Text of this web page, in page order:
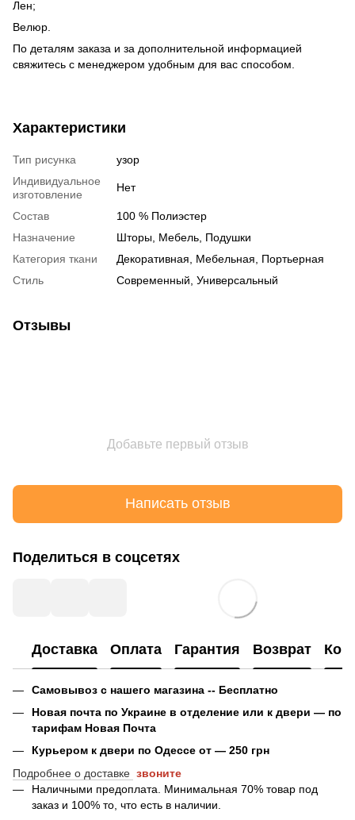
Лен;
Велюр.
По деталям заказа и за дополнительной информацией
свяжитесь с менеджером удобным для вас способом.
Характеристики
Тип рисунка
узор
Индивидуальное
изготовление
Нет
Состав
100 % Полиэстер
Назначение
Шторы, Мебель, Подушки
Категория ткани
Декоративная, Мебельная, Портьерная
Стиль
Современный, Универсальный
Отзывы
Добавьте первый отзыв
Написать отзыв
Поделиться в соцсетях
Доставка Оплата Гарантия Возврат
Самовывоз с нашего магазина -- Бесплатно
Новая почта по Украине в отделение или к двери — по
тарифам Новая Почта
Курьером к двери по Одессе от — 250 грн
Подробнее о доставке звоните
Наличными предоплата. Минимальная 70% товар под
заказ и 100% то, что есть в наличии.